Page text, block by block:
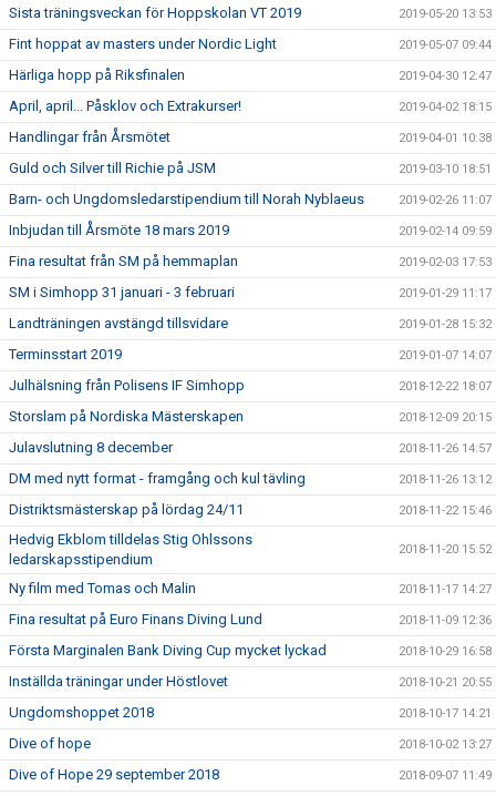
Sista träningsveckan för Hoppskolan VT 2019 2019-05-20 13:53
Fint hoppat av masters under Nordic Light 2019-05-07 09:44
Härliga hopp på Riksfinalen 2019-04-30 12:47
April, april... Påsklov och Extrakurser! 2019-04-02 18:15
Handlingar från Årsmötet 2019-04-01 10:38
Guld och Silver till Richie på JSM 2019-03-10 18:51
Barn- och Ungdomsledarstipendium till Norah Nyblaeus 2019-02-26 11:07
Inbjudan till Årsmöte 18 mars 2019 2019-02-14 09:59
Fina resultat från SM på hemmaplan 2019-02-03 17:53
SM i Simhopp 31 januari - 3 februari 2019-01-29 11:17
Landträningen avstängd tillsvidare 2019-01-28 15:32
Terminsstart 2019 2019-01-07 14:07
Julhälsning från Polisens IF Simhopp 2018-12-22 18:07
Storslam på Nordiska Mästerskapen 2018-12-09 20:15
Julavslutning 8 december 2018-11-26 14:57
DM med nytt format - framgång och kul tävling 2018-11-26 13:12
Distriktsmästerskap på lördag 24/11 2018-11-22 15:46
Hedvig Ekblom tilldelas Stig Ohlssons
ledarskapsstipendium
2018-11-20 15:52
Ny film med Tomas och Malin 2018-11-17 14:27
Fina resultat på Euro Finans Diving Lund 2018-11-09 12:36
Första Marginalen Bank Diving Cup mycket lyckad 2018-10-29 16:58
Inställda träningar under Höstlovet 2018-10-21 20:55
Ungdomshoppet 2018 2018-10-17 14:21
Dive of hope 2018-10-02 13:27
Dive of Hope 29 september 2018 2018-09-07 11:49